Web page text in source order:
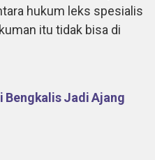
hukum leks spesialis
itu tidak bisa di
Bengkalis Jadi Ajang